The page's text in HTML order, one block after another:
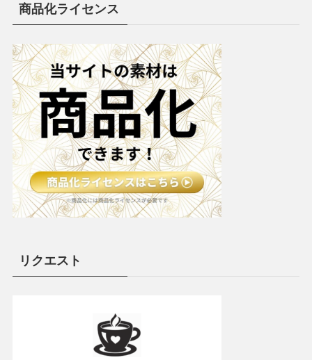
商品化ライセンス
リクエスト